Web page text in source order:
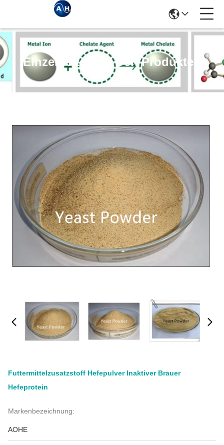
Einzelheiten Zu Den Produkten
Futtermittelzusatzstoff Hefepulver Inaktiver Brauer
Hefeprotein
Markenbezeichnung:
AOHE